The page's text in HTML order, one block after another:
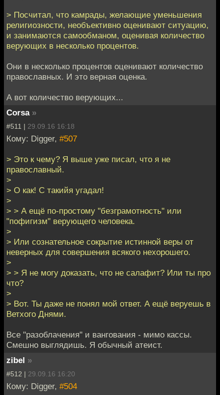
> Посчитал, что камрады, желающие уменьшения
религиозности, необъективно оценивают ситуацию,
и занимаются самообманом, оценивая количество
верующих в несколько процентов.
Они в несколько процентов оценивают количество
православных. И это верная оценка.
А вот количество верующих...
Corsa »
#511 | 29.09.16 16:18
Кому: Digger, #507
> Это к чему? Я выше уже писал, что я не
православный.
>
> О как! С такийя угадал!
>
> > А ещё по-простому "безграмотность" или
"пофигизм" верующего человека.
>
> Или сознательное сокрытие истинной веры от
неверных для совершения всякого нехорошего.
>
> > Я не могу доказать, что не салафит? Или ты про
что?
>
> Вот. Ты даже не понял мой ответ. А ещё веруешь в
Ветхого Днями.
Все "разоблачения" и вангования - мимо кассы.
Смешно выглядишь. Я обычный атеист.
zibel »
#512 | 29.09.16 16:20
Кому: Digger, #504